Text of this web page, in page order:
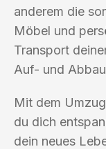
anderem die
Möbel und
Transport
Auf- und
Mit dem
du dich
dein neues